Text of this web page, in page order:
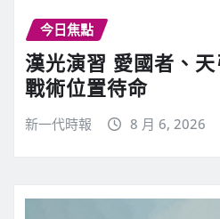
今日焦點
漢光演習 愛國者、
戰術位置待命
新一代時報 8 月 6, 2026